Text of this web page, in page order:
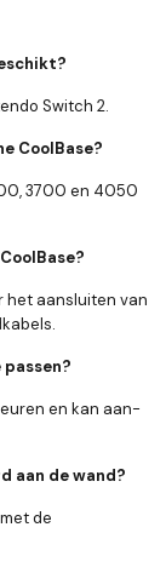
Switch 2.
CoolBase?
3700 en 4050
het aansluiten van
en kan aan-
aan de wand?
de